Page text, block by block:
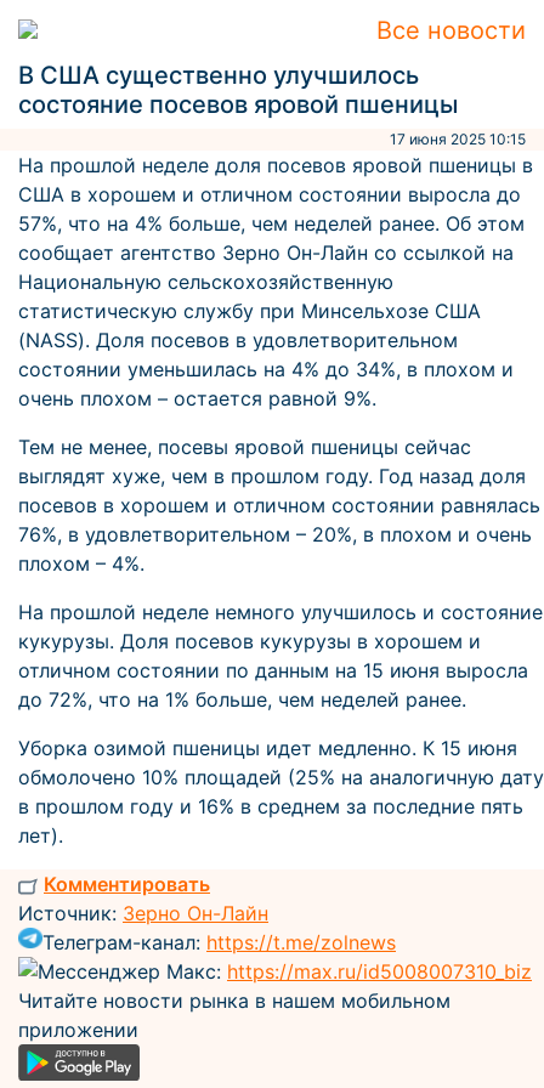
Все новости
В США существенно улучшилось
состояние посевов яровой пшеницы
17 июня 2025 10:15
На прошлой неделе доля посевов яровой пшеницы в
США в хорошем и отличном состоянии выросла до
57%, что на 4% больше, чем неделей ранее. Об этом
сообщает агентство Зерно Он-Лайн со ссылкой на
Национальную сельскохозяйственную
статистическую службу при Минсельхозе США
(NASS). Доля посевов в удовлетворительном
состоянии уменьшилась на 4% до 34%, в плохом и
очень плохом – остается равной 9%.
Тем не менее, посевы яровой пшеницы сейчас
выглядят хуже, чем в прошлом году. Год назад доля
посевов в хорошем и отличном состоянии равнялась
76%, в удовлетворительном – 20%, в плохом и очень
плохом – 4%.
На прошлой неделе немного улучшилось и состояние
кукурузы. Доля посевов кукурузы в хорошем и
отличном состоянии по данным на 15 июня выросла
до 72%, что на 1% больше, чем неделей ранее.
Уборка озимой пшеницы идет медленно. К 15 июня
обмолочено 10% площадей (25% на аналогичную дату
в прошлом году и 16% в среднем за последние пять
лет).
Комментировать
Источник: Зерно Он-Лайн
Телеграм-канал: https://t.me/zolnews
Мессенджер Макс: https://max.ru/id5008007310_biz
Читайте новости рынка в нашем мобильном
приложении